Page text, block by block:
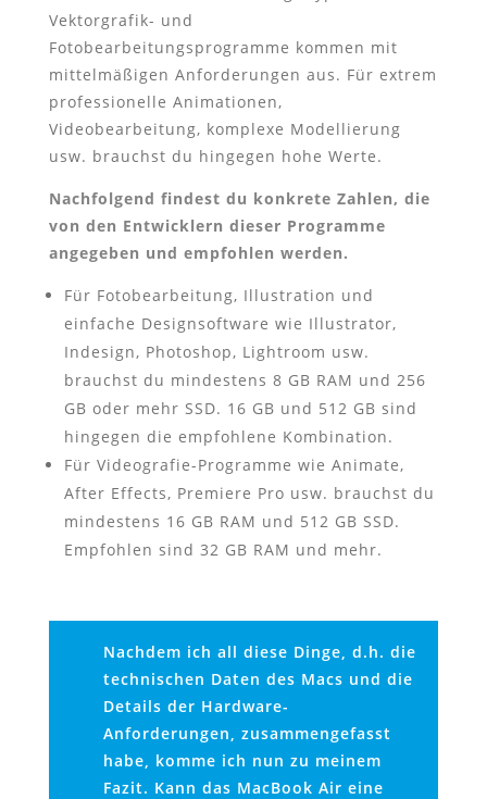
Vektorgrafik- und
Fotobearbeitungsprogramme kommen mit
mittelmäßigen Anforderungen aus. Für extrem
professionelle Animationen,
Videobearbeitung, komplexe Modellierung
usw. brauchst du hingegen hohe Werte.
Nachfolgend findest du konkrete Zahlen, die
von den Entwicklern dieser Programme
angegeben und empfohlen werden.
Für Fotobearbeitung, Illustration und
einfache Designsoftware wie Illustrator,
Indesign, Photoshop, Lightroom usw.
brauchst du mindestens 8 GB RAM und 256
GB oder mehr SSD. 16 GB und 512 GB sind
hingegen die empfohlene Kombination.
Für Videografie-Programme wie Animate,
After Effects, Premiere Pro usw. brauchst du
mindestens 16 GB RAM und 512 GB SSD.
Empfohlen sind 32 GB RAM und mehr.
Nachdem ich all diese Dinge, d.h. die
technischen Daten des Macs und die
Details der Hardware-
Anforderungen, zusammengefasst
habe, komme ich nun zu meinem
Fazit. Kann das MacBook Air eine